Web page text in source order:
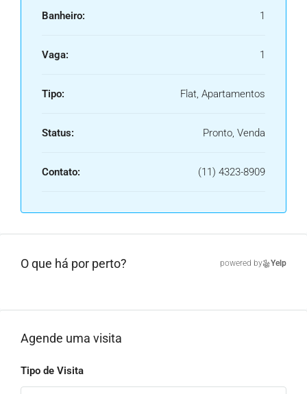
Banheiro: 1
Vaga: 1
Tipo: Flat, Apartamentos
Status: Pronto, Venda
Contato: (11) 4323-8909
O que há por perto? powered by Yelp
Agende uma visita
Tipo de Visita